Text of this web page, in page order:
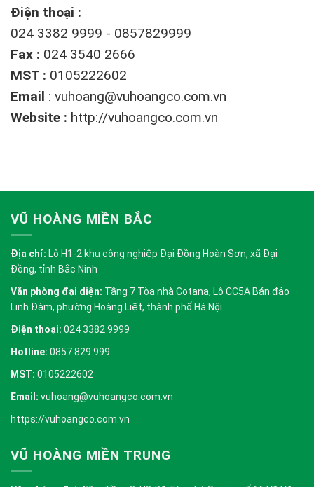
Điện thoại :
024 3382 9999 - 0857829999
Fax : 024 3540 2666
MST : 0105222602
Email : vuhoang@vuhoangco.com.vn
Website : http://vuhoangco.com.vn
VŨ HOÀNG MIỀN BẮC
Địa chỉ: Lô H1-2 khu công nghiệp Đại Đồng Hoàn Sơn, xã Đại
Đồng, tỉnh Bắc Ninh
Văn phòng đại diện: Tầng 7 Tòa nhà Cotana, Lô CC5A Bán đảo
Linh Đàm, phường Hoàng Liệt, thành phố Hà Nội
Điện thoại: 024 3382 9999
Hotline: 0857 829 999
MST: 0105222602
Email: vuhoang@vuhoangco.com.vn
https://vuhoangco.com.vn
VŨ HOÀNG MIỀN TRUNG